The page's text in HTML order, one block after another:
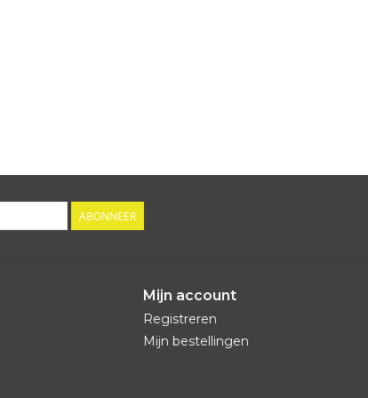
ABONNEER
Mijn account
Registreren
Mijn bestellingen